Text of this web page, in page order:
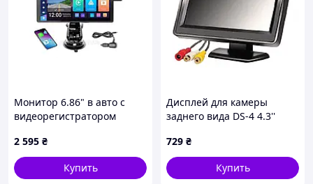
Монитор 6.86" в авто с
видеорегистратором
USB
2 595 ₴
Купить
Дисплей для камеры
заднего вида DS-4 4.3''
AE9009700B
729 ₴
Купить